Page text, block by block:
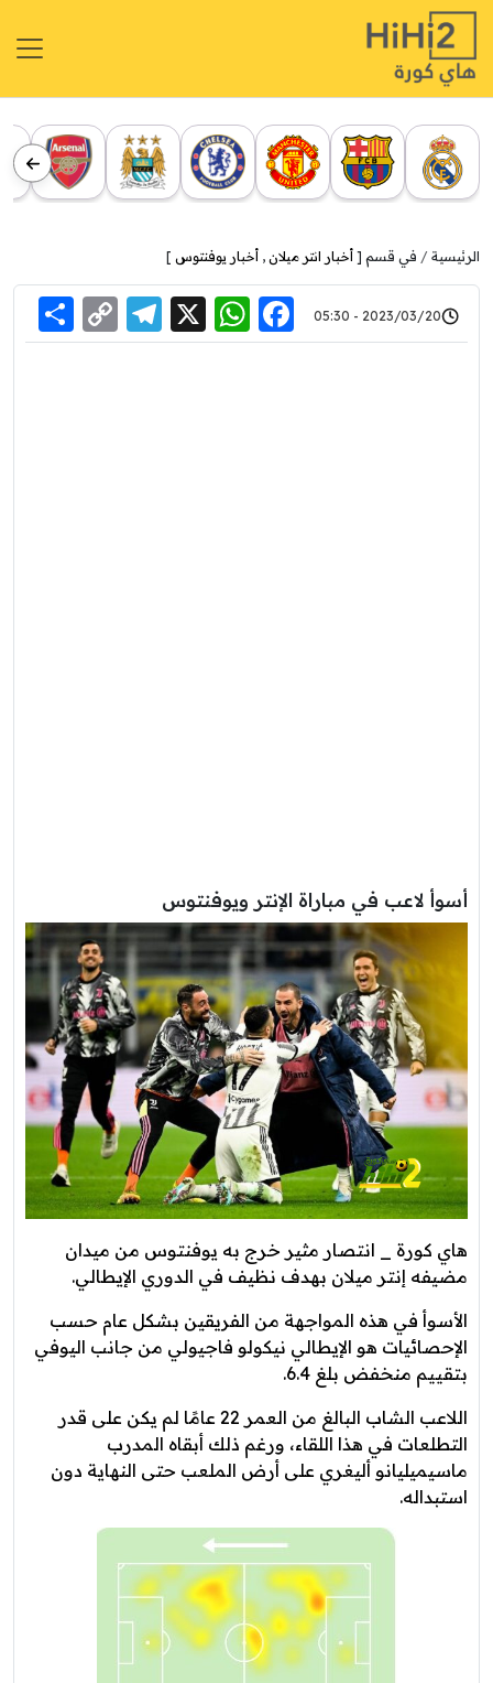
الرئيسية في قسم [ أخبار انتر ميلان , أخبار يوفنتوس ]
2023/03/20 - 05:30
Facebook
WhatsApp
X
Link
أسوأ لاعب في مباراة الإنتر ويوفنتوس
هاي كورة _ انتصار مثير خرج به يوفنتوس من ميدان
مضيفه إنتر ميلان بهدف نظيف في الدوري الإيطالي.
الأسوأ في هذه المواجهة من الفريقين بشكل عام حسب
الإحصائيات هو الإيطالي نيكولو فاجيولي من جانب اليوفي
بتقييم منخفض بلغ 6.4.
اللاعب الشاب البالغ من العمر 22 عامًا لم يكن على قدر
التطلعات في هذا اللقاء، ورغم ذلك أبقاه المدرب
ماسيميليانو أليغري على أرض الملعب حتى النهاية دون
استبداله.